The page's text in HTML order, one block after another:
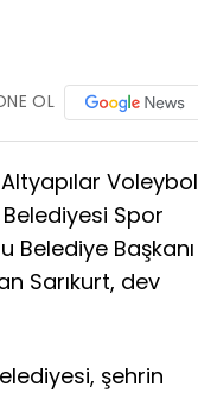
OL
Voleybol
Spor
Belediye Başkanı
Sarıkurt, dev
şehrin